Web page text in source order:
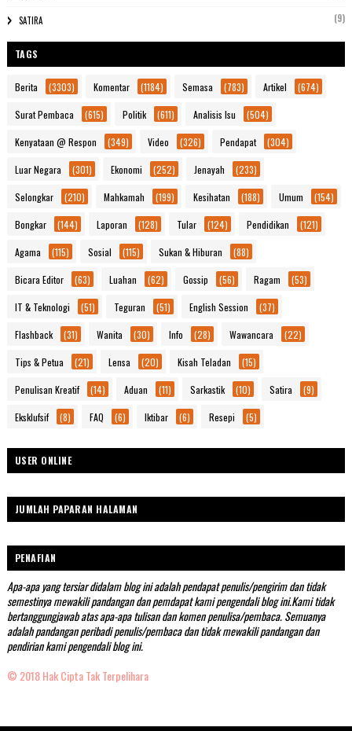
SATIRA (9)
TAGS
Berita (3303) Komentar (1184) Semasa (783) Artikel (674)
Surat Pembaca (615) Politik (611) Analisis Isu (504)
Kenyataan @ Respon (349) Video (326) Pendapat (304)
Luar Negara (301) Ekonomi (252) Jenayah (233)
Selongkar (210) Mahkamah (199) Kesihatan (188) Umum (154)
Bongkar (144) Laporan (128) Tular (124) Pendidikan (121)
Agama (115) Sosial (115) Sukan & Hiburan (88)
Bicara Editor (63) Luahan (62) Gossip (56) Ragam (53)
IT & Teknologi (51) Teguran (51) English Session (37)
Flashback (31) Wanita (30) Info (28) Wawancara (22)
Tips & Petua (21) Lensa (20) Kisah Teladan (15)
Penulisan Kreatif (14) Aduan (11) Sarkastik (10) Satira (9)
Eksklufsif (8) FAQ (6) Iktibar (6) Resepi (5)
USER ONLINE
JUMLAH PAPARAN HALAMAN
PENAFIAN
Apa-apa yang tersiar didalam blog ini adalah pendapat penulis/pengirim dan tidak
semestinya mewakili pandangan dan pemdapat kami pengendali blog ini.Kami tidak
bertanggungjawab atas apa-apa tulisan dan komen penulisa/pembaca. Semuanya
adalah pandangan peribadi penulis/pembaca dan tidak mewakili pandangan dan
pendirian kami pengendali blog ini.
© 2018 Hak Cipta Tak Terpelihara